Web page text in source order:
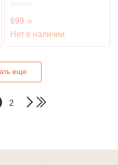
GHIDINI
699 руб.
o
Нет в наличии
еще
2